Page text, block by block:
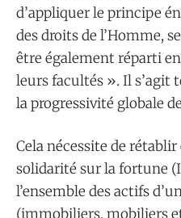
d’appliquer le principe
des droits de l’Homme,
être également réparti
leurs facultés ». Il s’agit
la progressivité globale
Cela nécessite de
solidarité sur la fortune
l’ensemble des actifs
(immobiliers, mobiliers